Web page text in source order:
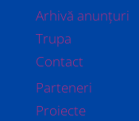
Arhivă anunțuri
Trupa
Contact
Parteneri
Proiecte